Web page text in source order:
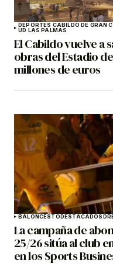
DEPORTES CABILDO DE GRAN
UD LAS PALMAS
El Cabildo vuelve a
obras del Estadio
millones de euros
BALONCESTODESTACADOS
La campaña de
25/26 sitúa al club
en los Sports